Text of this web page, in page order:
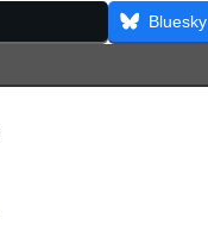
Bluesky